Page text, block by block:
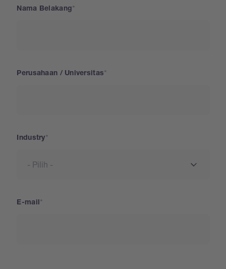
Nama Belakang
Perusahaan / Universitas
Industry
E-mail